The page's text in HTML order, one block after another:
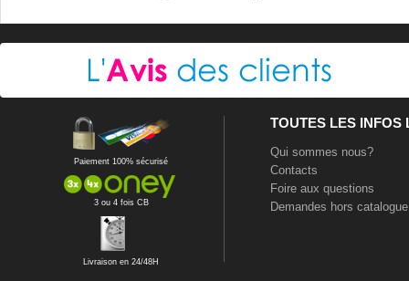
Paiement 100% sécurisé
3 ou 4 fois CB
Livraison en 24/48H
TOUTES LES INFOS
Qui sommes nous?
Contacts
Foire aux questions
Demandes hors catalogue